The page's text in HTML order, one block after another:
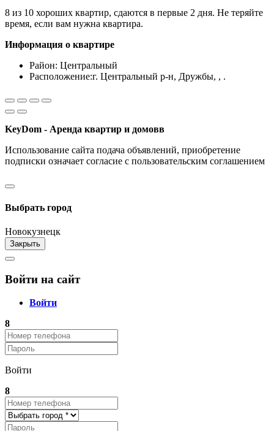
8 из 10 хороших квартир, сдаются в первые 2 дня. Не теряйте
время, если вам нужна квартира.
Информация о квартире
Район: Центральный
Расположение:г. Центральный р-н, Дружбы, , .
KeyDom - Аренда квартир и домовв
Использование сайта подача объявлений, приобретение
подписки означает согласие с пользовательским соглашением
Выбрать город
Новокузнецк
Закрыть
Войти на сайт
Войти
8
Войти
8